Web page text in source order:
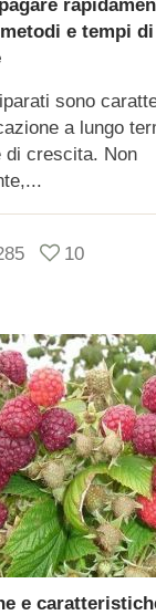
e tempi
sono
a lungo
di crescita. Non
10
e